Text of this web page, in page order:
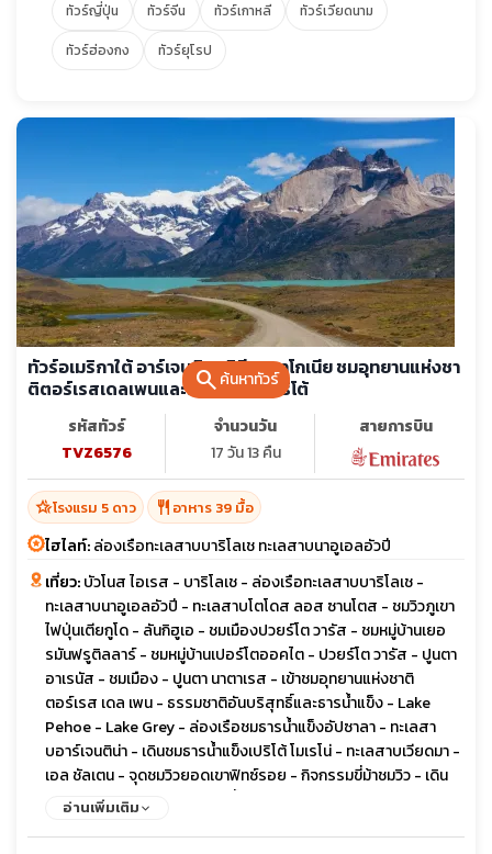
searchค้นหาทัวร์
ทัวร์ญี่ปุ่น ทัวร์จีน ทัวร์เกาหลี
ทัวร์เวียดนาม
ทัวร์ฮ่องกง
ทัวร์ยุโรป
ทัวร์อเมริกาใต้ อาร์เจนตินา ชิลี ปาตาโกเนีย ชมอุทยานแห่งชา
ติตอร์เรสเดลเพนและธารน้ำแข็งเปริโต้
รหัสทัวร์
TVZ6576
จำนวนวัน
17 วัน 13 คืน
สายการบิน
hotel_classโรงแรม 5 ดาว restaurant อาหาร 39 มื้อ
ไฮไลท์:ล่องเรือทะเลสาบบาริโลเช ทะเลสาบนาอูเอลอัวปี
เที่ยว:บัวโนส ไอเรส - บาริโลเช - ล่องเรือทะเลสาบบาริโลเช -
ทะเลสาบนาอูเอลอัวปี - ทะเลสาบโตโดส ลอส ซานโตส - ชมวิวภูเขา
ไฟปุ่นเตียกูโด - ลันกิฮูเอ - ชมเมืองปวยร์โต วารัส - ชมหมู่บ้านเยอ
รมันฟรูติลลาร์ - ชมหมู่บ้านเปอร์โตออคไต - ปวยร์โต วารัส - ปูนตา
อาเรนัส - ชมเมือง - ปูนตา นาตาเรส - เข้าชมอุทยานแห่งชาติ
ตอร์เรส เดล เพน - ธรรมชาติอันบริสุทธิ์และธารน้ำแข็ง - Lake
Pehoe - Lake Grey - ล่องเรือชมธารน้ำแข็งอัปซาลา - ทะเลสา
บอาร์เจนติน่า - เดินชมธารน้ำแข็งเปริโต้ โมเรโน่ - ทะเลสาบเวียดมา -
เอล ชัลเตน - จุดชมวิวยอดเขาฟิทซ์รอย - กิจกรรมขี่ม้าชมวิว - เดิน
ชมวิว - พายเรือคายัค - BBQ พื้นเมือง - อูซัวยา - ชมเมืองอูซัวยา -
อ่านเพิ่มเติม